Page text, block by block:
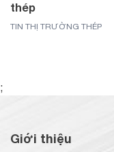
thép
TIN THỊ TRƯỜNG THÉP
;
Giới thiệu